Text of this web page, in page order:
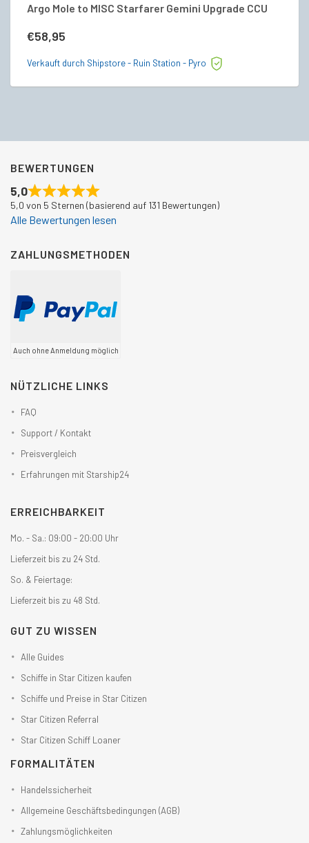
Argo Mole to MISC Starfarer Gemini Upgrade CCU
€58,95
Verkauft durch Shipstore - Ruin Station - Pyro
BEWERTUNGEN
5,0
5,0 von 5 Sternen (basierend auf 131 Bewertungen)
Alle Bewertungen lesen
ZAHLUNGSMETHODEN
Auch ohne Anmeldung möglich
NÜTZLICHE LINKS
FAQ
Support / Kontakt
Preisvergleich
Erfahrungen mit Starship24
ERREICHBARKEIT
Mo. - Sa.: 09:00 - 20:00 Uhr
Lieferzeit bis zu 24 Std.
So. & Feiertage:
Lieferzeit bis zu 48 Std.
GUT ZU WISSEN
Alle Guides
Schiffe in Star Citizen kaufen
Schiffe und Preise in Star Citizen
Star Citizen Referral
Star Citizen Schiff Loaner
FORMALITÄTEN
Handelssicherheit
Allgemeine Geschäftsbedingungen (AGB)
Zahlungsmöglichkeiten